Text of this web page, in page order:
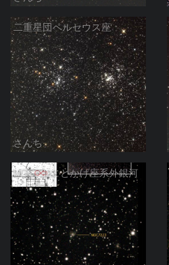
二重星団ペルセウス座
さんち
NGC7223 とかげ座系外銀河